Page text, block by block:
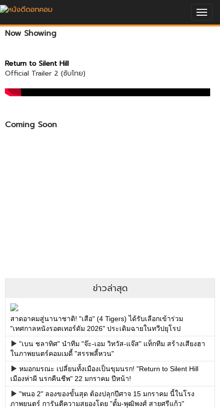
Now Showing
Return to Silent Hill
Official Trailer 2 (ซับไทย)
Coming Soon
ข่าวล่าสุด
สาดอาคมสู่นานาชาติ! "เสือ" (4 Tigers) ได้รับเลือกเข้าร่วม
"เทศกาลหนังรอตเทอร์ดัม 2026" ประเดิมฉายในทวีปยุโรป
"เบน ชลาทิศ" นำทีม "จ๊ะ-เอม วิทวัส-แจ๊ส" แท็กทีม สร้างเสียงฮา
ในภาพยนตร์คอมเมดี้ "สรรพลี้หวน"
หมอกมรณะ เปลี่ยนทั้งเมืองเป็นขุมนรก! "Return to Silent Hill
เมืองห่าผี นรกคืนชีพ" 22 มกราคม ปีหน้า!
"พนอ 2" ลองของขั้นสุด ต้องปลุกปีศาจ 15 มกราคม นี้ในโรง
ภาพยนตร์ การันตีความสยองโดย "ตั้ม-พุฒิพงศ์ สายศรีแก้ว"